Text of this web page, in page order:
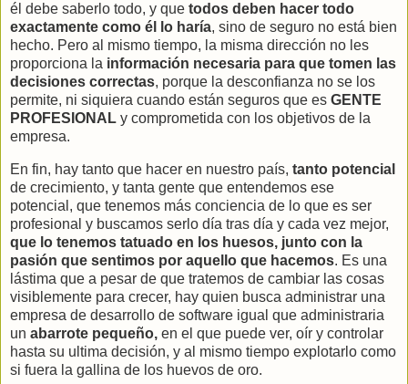
él debe saberlo todo, y que todos deben hacer todo
exactamente como él lo haría, sino de seguro no está bien
hecho. Pero al mismo tiempo, la misma dirección no les
proporciona la información necesaria para que tomen las
decisiones correctas, porque la desconfianza no se los
permite, ni siquiera cuando están seguros que es GENTE
PROFESIONAL y comprometida con los objetivos de la
empresa.
En fin, hay tanto que hacer en nuestro país, tanto potencial
de crecimiento, y tanta gente que entendemos ese
potencial, que tenemos más conciencia de lo que es ser
profesional y buscamos serlo día tras día y cada vez mejor,
que lo tenemos tatuado en los huesos, junto con la
pasión que sentimos por aquello que hacemos. Es una
lástima que a pesar de que tratemos de cambiar las cosas
visiblemente para crecer, hay quien busca administrar una
empresa de desarrollo de software igual que administraria
un abarrote pequeño, en el que puede ver, oír y controlar
hasta su ultima decisión, y al mismo tiempo explotarlo como
si fuera la gallina de los huevos de oro.